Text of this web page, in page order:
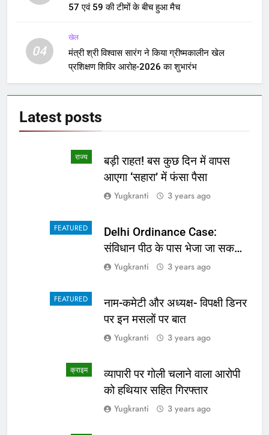
57 एवं 59 की टीमों के बीच हुआ मैच
04
खेल
मंत्री श्री विश्वास सारंग ने किया ग्रीष्मकालीन खेल
प्रशिक्षण शिविर आरोह-2026 का शुभारंभ
Latest posts
राज्य
बड़ी राहत! बस कुछ दिन में वापस
आएगा ‘सहारा’ में फंसा पैसा
Yugkranti 3 years ago
FEATURED
Delhi Ordinance Case:
संविधान पीठ के पास भेजा जा सकता
है अध्यादेश का मामला
Yugkranti 3 years ago
FEATURED
नाम-कमेटी और अध्यक्ष- विपक्षी डिनर
पर इन मसलों पर बात
Yugkranti 3 years ago
क्राइम
व्यापारी पर गोली चलाने वाला आरोपी
को हथियार सहित गिरफ्तार
Yugkranti 3 years ago